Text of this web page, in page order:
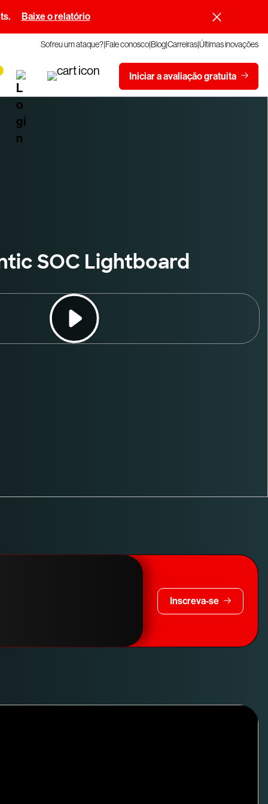
Baixe o relatório
Sofreu um ataque?Fale conoscoBlogCarreirasÚltimas inovações
Iniciar a avaliação gratuita
SOC Lightboard
Inscreva-se